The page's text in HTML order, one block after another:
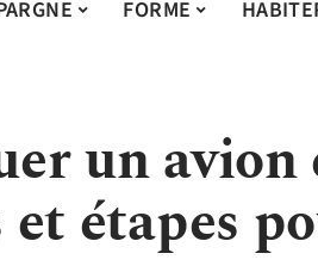
FORME
un avion
et étapes